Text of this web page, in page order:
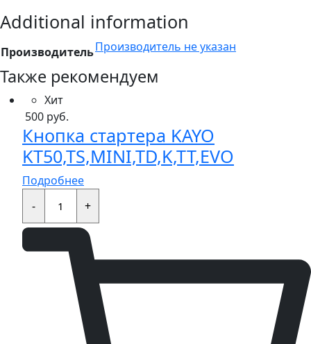
Additional information
ПроизводительПроизводитель не указан
Также рекомендуем
Хит
500 руб.
Кнопка стартера KAYO
KT50,TS,MINI,TD,K,TT,EVO
Подробнее
-
Кнопка
стартера
KT50,TS,MINI,TD,K,TT,EVO
quantity
+